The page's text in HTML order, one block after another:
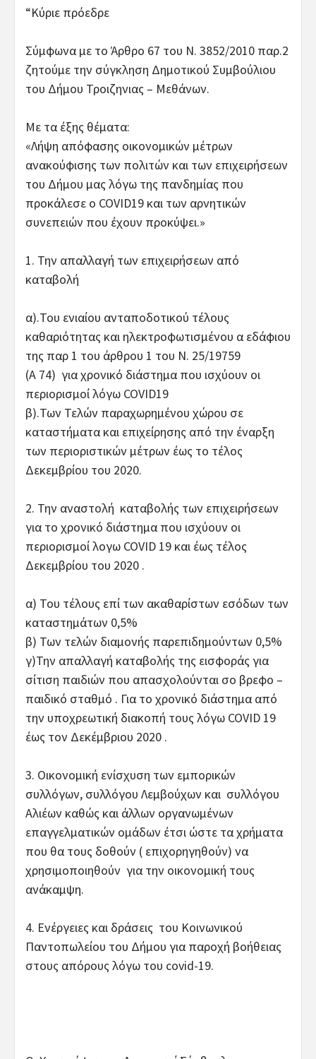
“Κύριε πρόεδρε
Σύμφωνα με το Άρθρο 67 του Ν. 3852/2010 παρ.2
ζητούμε την σύγκληση Δημοτικού Συμβούλιου
του Δήμου Τροιζηνιας – Μεθάνων.
Με τα έξης θέματα:
«Λήψη απόφασης οικονομικών μέτρων
ανακούφισης των πολιτών και των επιχειρήσεων
του Δήμου μας λόγω της πανδημίας που
προκάλεσε ο COVID19 και των αρνητικών
συνεπειών που έχουν προκύψει.»
1. Την απαλλαγή των επιχειρήσεων από
καταβολή
α).Του ενιαίου ανταποδοτικού τέλους
καθαριότητας και ηλεκτροφωτισμένου α εδάφιου
της παρ 1 του άρθρου 1 του Ν. 25/19759
(Α 74) για χρονικό διάστημα που ισχύουν οι
περιορισμοί λόγω COVID19
β).Των Τελών παραχωρημένου χώρου σε
καταστήματα και επιχείρησης από την έναρξη
των περιοριστικών μέτρων έως το τέλος
Δεκεμβρίου του 2020.
2. Την αναστολή καταβολής των επιχειρήσεων
για το χρονικό διάστημα που ισχύουν οι
περιορισμοί λογω COVID 19 και έως τέλος
Δεκεμβρίου του 2020 .
α) Του τέλους επί των ακαθαρίστων εσόδων των
καταστημάτων 0,5%
β) Των τελών διαμονής παρεπιδημούντων 0,5%
γ)Την απαλλαγή καταβολής της εισφοράς για
σίτιση παιδιών που απασχολούνται σο βρεφο –
παιδικό σταθμό . Για το χρονικό διάστημα από
την υποχρεωτική διακοπή τους λόγω COVID 19
έως τον Δεκέμβριου 2020 .
3. Οικονομική ενίσχυση των εμπορικών
συλλόγων, συλλόγου Λεμβούχων και συλλόγου
Αλιέων καθώς και άλλων οργανωμένων
επαγγελματικών ομάδων έτσι ώστε τα χρήματα
που θα τους δοθούν ( επιχορηγηθούν) να
χρησιμοποιηθούν για την οικονομική τους
ανάκαμψη.
4. Ενέργειες και δράσεις του Κοινωνικού
Παντοπωλείου του Δήμου για παροχή βοήθειας
στους απόρους λόγω του covid-19.